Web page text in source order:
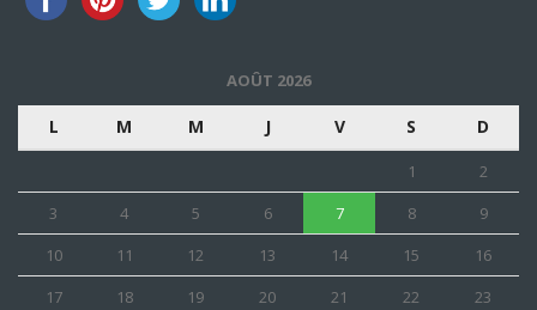
AOÛT 2026
L M M J V S D
1
2
3
4 5 6 7 8
9
10
11 12 13 14 15
16
17
18 19 20 21 22
23